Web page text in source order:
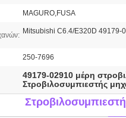
MAGURO,FUSA
Mitsubishi C6.4/E320D 49179-
250-7696
49179-02910 μέρη
Στροβιλοσυμπιεστής